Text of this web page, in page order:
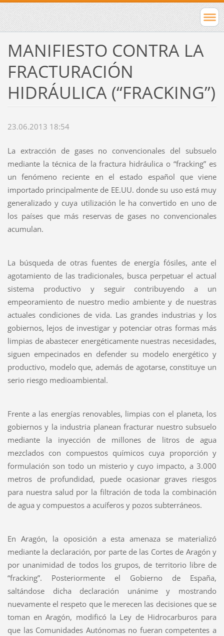
MANIFIESTO CONTRA LA
FRACTURACIÓN
HIDRÁULICA (“FRACKING”)
23.06.2013 18:54
La extracción de gases no convencionales del subsuelo
mediante la técnica de la fractura hidráulica o “fracking” es
un fenómeno reciente en el estado español que viene
importado principalmente de EE.UU. donde su uso está muy
generalizado y cuya utilización le ha convertido en uno de
los países que más reservas de gases no convencionales
acumulan.
La búsqueda de otras fuentes de energía fósiles, ante el
agotamiento de las tradicionales, busca perpetuar el actual
sistema productivo y seguir contribuyendo a un
empeoramiento de nuestro medio ambiente y de nuestras
actuales condiciones de vida. Las grandes industrias y los
gobiernos, lejos de investigar y potenciar otras formas más
limpias de abastecer energéticamente nuestras necesidades,
siguen empecinados en defender su modelo energético y
productivo, modelo que, además de agotarse, constituye un
serio riesgo medioambiental.
Frente a las energías renovables, limpias con el planeta, los
gobiernos y la industria planean fracturar nuestro subsuelo
mediante la inyección de millones de litros de agua
mezclados con compuestos químicos cuya proporción y
formulación son todo un misterio y cuyo impacto, a 3.000
metros de profundidad, puede ocasionar graves riesgos
para nuestra salud por la filtración de toda la combinación
de agua y compuestos a acuíferos y pozos subterráneos.
En Aragón, la oposición a esta amenaza se materializó
mediante la declaración, por parte de las Cortes de Aragón y
por unanimidad de todos los grupos, de territorio libre de
“fracking”. Posteriormente el Gobierno de España,
saltándose dicha declaración unánime y mostrando
nuevamente el respeto que le merecen las decisiones que se
toman en Aragón, modificó la Ley de Hidrocarburos para
que las Comunidades Autónomas no fueran competentes a